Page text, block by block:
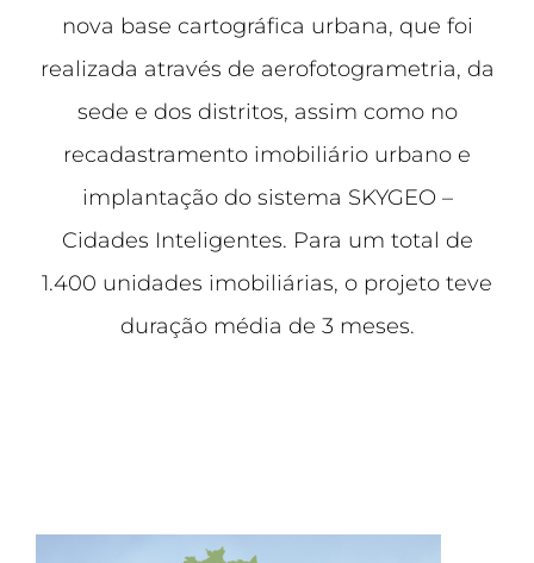
nova base cartográfica urbana, que foi
realizada através de aerofotogrametria, da
sede e dos distritos, assim como no
recadastramento imobiliário urbano e
implantação do sistema SKYGEO –
Cidades Inteligentes. Para um total de
1.400 unidades imobiliárias, o projeto teve
duração média de 3 meses.